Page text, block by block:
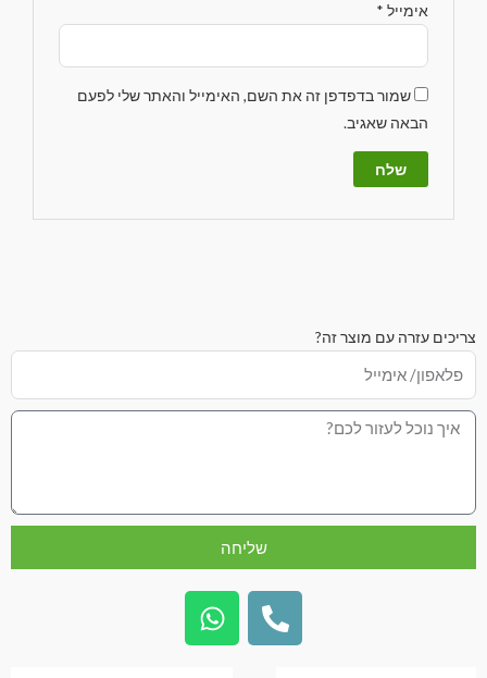
אימייל *
שמור בדפדפן זה את השם, האימייל והאתר שלי לפעם
הבאה שאגיב.
צריכים עזרה עם מוצר זה?
שליחה